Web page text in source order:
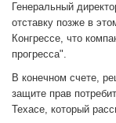
Генеральный
отставку позже в
Конгрессе, что
прогресса".
В конечном счете,
защите прав
Техасе, который